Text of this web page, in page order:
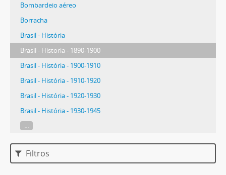
Bombardeio aéreo
Borracha
Brasil - História
Brasil - Historia - 1890-1900
Brasil - História - 1900-1910
Brasil - História - 1910-1920
Brasil - História - 1920-1930
Brasil - História - 1930-1945
...
Filtros